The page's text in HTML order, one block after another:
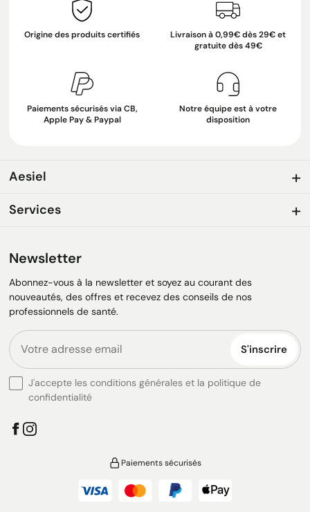
Origine des produits certifiés
Livraison à 0,99€ dès 29€ et
gratuite dès 49€
Paiements sécurisés via CB,
Apple Pay & Paypal
Notre équipe est à votre
disposition
Aesiel
Services
Newsletter
Abonnez-vous à la newsletter et soyez au courant des
nouveautés, des offres et recevez des conseils de nos
professionnels de santé.
S'inscrire
J'accepte les conditions générales et la politique de
confidentialité
Paiements sécurisés